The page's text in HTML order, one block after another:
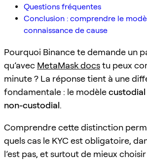
Questions fréquentes
Conclusion : comprendre le
connaissance de cause
Pourquoi Binance te demande un
qu’avec MetaMask docstu peux
minute ? La réponse tient à une
fondamentale : le modèlecustodial
non-custodial.
Comprendre cette distinction
quels cas le KYC est obligatoire,
l’est pas, et surtout de mieux